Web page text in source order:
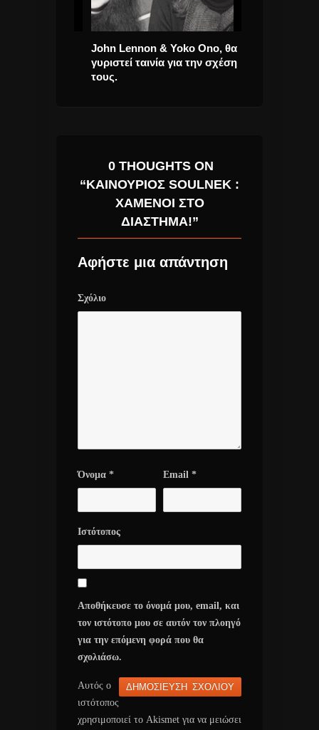
John Lennon & Yoko Ono, θα
γυριστεί ταινία για την σχέση
τους.
0 THOUGHTS ON
“ΚΑΙΝΟΥΡΙΟΣ SOULNEK :
ΧΑΜΕΝΟΙ ΣΤΟ
ΔΙΑΣΤΗΜΑ!”
Αφήστε μια απάντηση
Σχόλιο
Όνομα * Email *
Ιστότοπος
Αποθήκευσε το όνομά μου, email, και
τον ιστότοπο μου σε αυτόν τον πλοηγό
για την επόμενη φορά που θα
σχολιάσω.
Αυτός ο
ιστότοπος
χρησιμοποιεί το Akismet για να μειώσει